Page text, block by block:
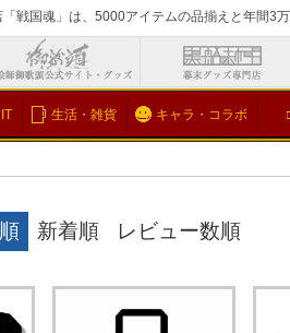
戦国魂」は、5000アイテムの品揃えと年間3
検索
生活・雑貨 キャラ・コラボ
新着順 レビュー数順